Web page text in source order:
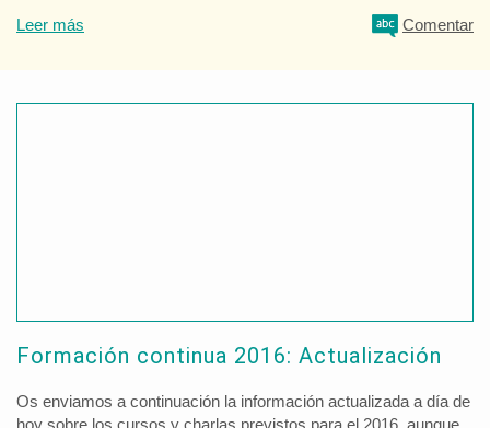
Leer más Comentar
Formación continua 2016: Actualización
Os enviamos a continuación la información actualizada a día de